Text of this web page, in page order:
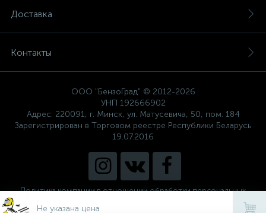
Не указана цена
Доставка
Контакты
ООО "БензоГрад" © 2012-2026
УНП 192666902
Адрес: 220091, г. Минск, ул. Матусевича, 50, пом. 184
Зарегистрирован в Торговом реестре Республики Беларусь
19.07.2016
Политика компании в отношении обработки персональных